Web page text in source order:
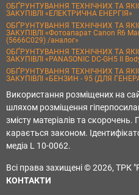
ОБҐРУНТУВАННЯ ТЕХНІЧНИХ ТА
ЗАКУПІВЛІ «ЕЛЕКТРИЧНА ЕНЕРГІЯ»
ОБҐРУНТУВАННЯ ТЕХНІЧНИХ ТА
ЗАКУПІВЛІ «Фотоапарат Canon R6
(5666C029) /аналог»
ОБҐРУНТУВАННЯ ТЕХНІЧНИХ ТА
ЗАКУПІВЛІ «PANASONIC DC-GH5 II
ОБҐРУНТУВАННЯ ТЕХНІЧНИХ ТА
ЗАКУПІВЛІ «БЕНЗИН - 95 (ДЛЯ
Використання розміщених на
шляхом розміщення
змісту матеріалів та
карається законом.
медіа L 10-0062.
Всі права захищені © 2026, ТРК
КОНТАКТИ